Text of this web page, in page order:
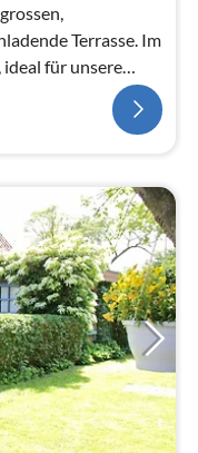
Terrasse. Im
ideal für unsere